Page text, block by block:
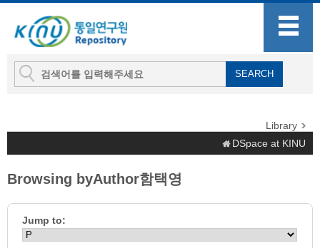
Library
DSpace at KINU
Browsing byAuthor함택영
Jump to: